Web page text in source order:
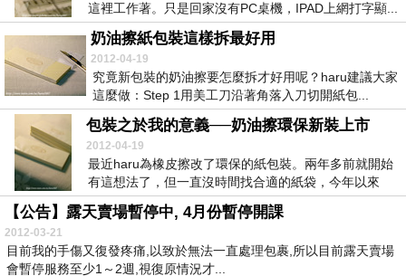
這裡工作著。只是回家沒有PC桌機，IPAD上網打字顯...
奶油擦紙包裝這樣拆最好用
2012-04-19
究竟新包裝的奶油擦要怎麼拆才好用呢？haru建議大家
這麼做：Step 1用美工刀沿著角落入刀切開紙包...
包裝之於我的意義──奶油擦環保新裝上市
2012-04-19
最近haru為橡皮擦改了環保的紙包裝。兩年多前就開始
有這想法了，但一直沒時間找合適的紙袋，今年以來
健...
【公告】露天賣場暫停中, 4月份暫停開課
2012-03-21
目前我的手傷又復發疼痛,以致於無法一直處理包裹,所以目前露天賣場
會暫停服務至少1～2週,視復原情況才...